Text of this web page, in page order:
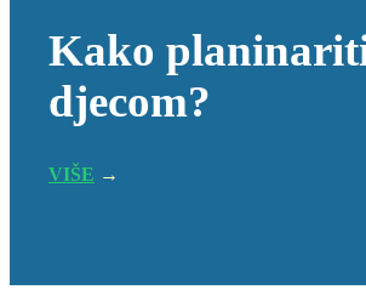
Kako
djecom?
VIŠE →